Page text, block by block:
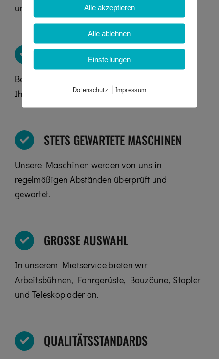
um Kranarbeiten vertrauen.
MASCHINEN FÜR JEDEN BEREICH
Bei uns finden Sie die passende Maschine für
Ihren Arbeitsbereich.
STETS GEWARTETE MASCHINEN
Unsere Maschinen werden von uns in
regelmäßigen Abständen überprüft und
gewartet.
GROSSE AUSWAHL
In unserem Mietservice bieten wir
Arbeitsbühnen, Fahrgerüste, Bauzäune, Stapler
und Teleskoplader an.
QUALITÄTSSTANDARDS
Alle akzeptieren
Alle ablehnen
Einstellungen
Datenschutz| Impressum